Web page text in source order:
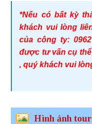
*Nếu có bất kỳ
khách vui lòng
của công ty:
được tư vấn cụ
, quý khách vui
Hình ảnh